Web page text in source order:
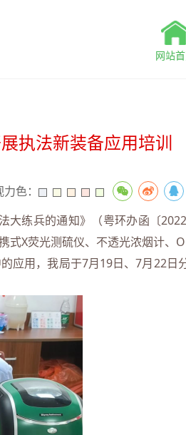
网站
执法新装备应用培训
色：
练兵的通知》（粤环办函〔
式X荧光测硫仪、不透光浓烟计、
应用，我局于7月19日、7月22日